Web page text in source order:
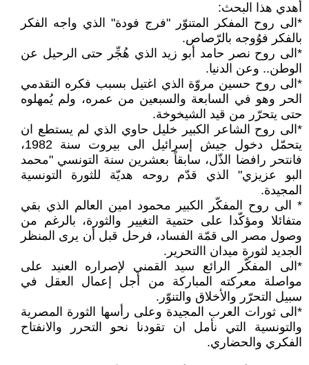
أهدي هذا البحث:
*الى روح المفكر المتنوّر "فرج فودة" الذي واجه الفكر
بالفكر فوُوجه بالرّصاص.
*الى روح نصر حامد أبو زيد الذي هُجِّر حتى الرحيل عن
الوطن.. وعن الدنيا.
*الى روح حسين مروّة الذي اغتيل بسبب فكره التقدمي
الحر وهو في السابعة والسبعين من عمره، ولم يُمهلوه
حتى يتحرّر من قيد الشيخوخة.
*الى روح الشاعر الكبير خليل حاوي الذي لم يستطع ان
يتحمّل دخول جيش إسرائيل الى بيروت سنة 1982،
فانتحر رافضا الذّل، سابقاً بعشرين سنة التونسي "محمد
البو عزيزي" الذي قدّم روحه هديّة للثورة التونسية
المجيدة.
* الى روح المفكّر الكبير محمود امين العالم الذي بقي
متفائلا ومؤكّدا على حتمية التغيير والثورة، بالرغم من
وصول مصر الى قمّة الفساد، فرحل قبل أن يرى المنظر
الجديد لثورة ميدان االتحرير.
*الى المفكّر الرائع سيد القمني لإصراره العنيد على
مواصلة معركته المباركة من أجل إعمال العقل في
سبيل التحرّر والأخلاق والتنوّر.
*الى ثورات العرب المجيدة وعلى رأسها الثورة المصرية
والتونسية التي نأمل ان تقودنا نحو التحرر والانفتاح
الفكري والحضاري.